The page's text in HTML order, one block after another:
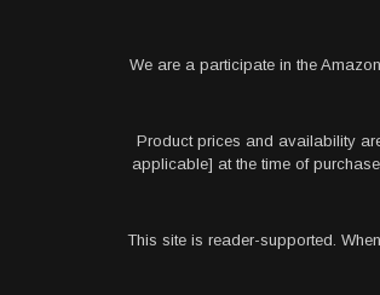
We are a participate in the
Product prices and availability
applicable] at the time of
This site is reader-supported.